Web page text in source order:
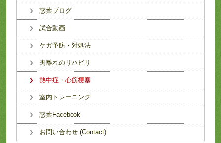
惑葉ブログ
試合動画
ケガ予防・対処法
肉離れのリハビリ
熱中症・心筋梗塞
室内トレーニング
惑葉Facebook
お問い合わせ (Contact)